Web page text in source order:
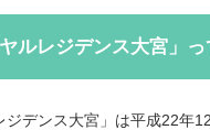
ヤルレジデンス大宮」っ
ジデンス大宮」は平成22年